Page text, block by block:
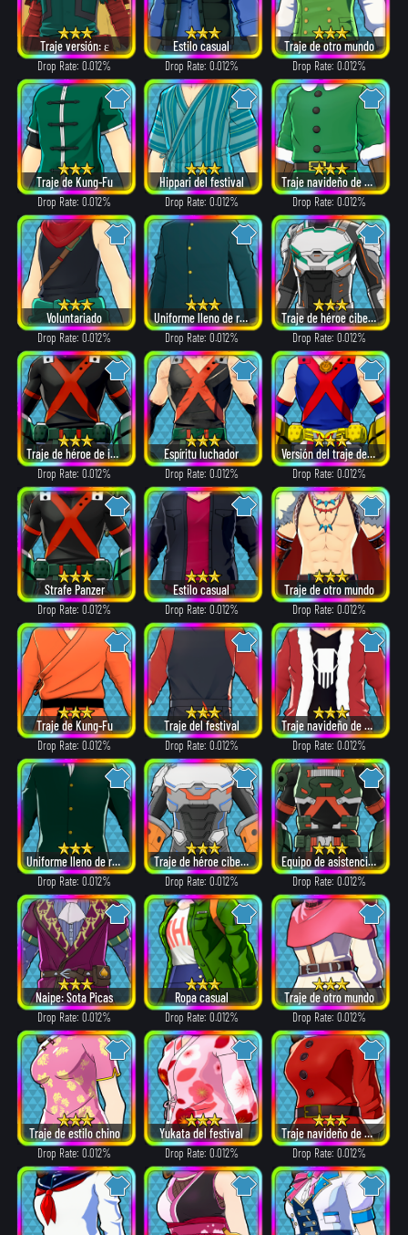
Traje versión: ε
Drop Rate: 0.012%
Estilo casual
Drop Rate: 0.012%
Traje de otro mundo
Drop Rate: 0.012%
Traje de Kung-Fu
Drop Rate: 0.012%
Hippari del festival
Drop Rate: 0.012%
Traje navideño de Papá Noel
Drop Rate: 0.012%
Voluntariado
Drop Rate: 0.012%
Uniforme lleno de recuerdos
Drop Rate: 0.012%
Traje de héroe cibernético
Drop Rate: 0.012%
Traje de héroe de invierno
Drop Rate: 0.012%
Espíritu luchador
Drop Rate: 0.012%
Versión del traje de héroe de All Might.
Drop Rate: 0.012%
Strafe Panzer
Drop Rate: 0.012%
Estilo casual
Drop Rate: 0.012%
Traje de otro mundo
Drop Rate: 0.012%
Traje de Kung-Fu
Drop Rate: 0.012%
Traje del festival
Drop Rate: 0.012%
Traje navideño de Papá Noel
Drop Rate: 0.012%
Uniforme lleno de recuerdos
Drop Rate: 0.012%
Traje de héroe cibernético
Drop Rate: 0.012%
Equipo de asistencia de dones
Drop Rate: 0.012%
Naipe: Sota Picas
Drop Rate: 0.012%
Ropa casual
Drop Rate: 0.012%
Traje de otro mundo
Drop Rate: 0.012%
Traje de estilo chino
Drop Rate: 0.012%
Yukata del festival
Drop Rate: 0.012%
Traje navideño de Papá Noel
Drop Rate: 0.012%